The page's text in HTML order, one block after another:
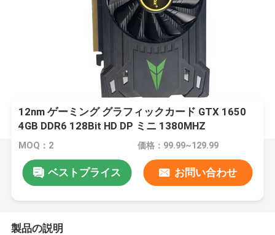
12nm ゲーミング グラフィックカード GTX 1650
4GB DDR6 128Bit HD DP ミニ 1380MHZ
MOQ：2 価格：99.99~129.99
ベストプライス お問い合わせ
製品の説明